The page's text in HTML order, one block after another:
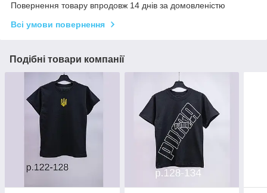
Повернення товару впродовж 14 днів за домовленістю
Всі умови повернення
Подібні товари компанії